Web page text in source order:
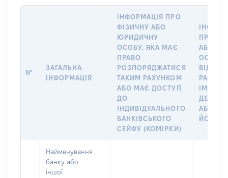
№
ЗАГАЛЬНА
ІНФОРМАЦІЯ
ІНФОРМАЦІЯ ПРО
ФІЗИЧНУ АБО
ЮРИДИЧНУ
ОСОБУ, ЯКА МАЄ
ПРАВО
РОЗПОРЯДЖАТИСЯ
ТАКИМ РАХУНКОМ
АБО МАЄ ДОСТУП
ДО
ІНДИВІДУАЛЬНОГО
БАНКІВСЬКОГО
СЕЙФУ (КОМІРКИ)
ПРО
АБО
ОСОБУ,
ІМ’Я
АБО
ЙОГО
Найменування
банку або
іншої